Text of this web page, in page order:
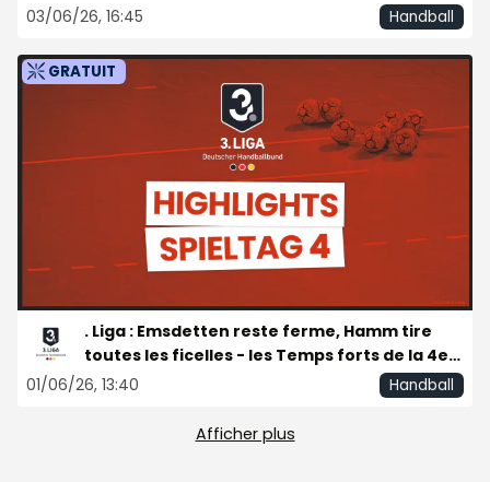
03/06/26, 16:45
Handball
GRATUIT
. Liga : Emsdetten reste ferme, Hamm tire
toutes les ficelles - les Temps forts de la 4e
journée
01/06/26, 13:40 Handball
Afficher plus